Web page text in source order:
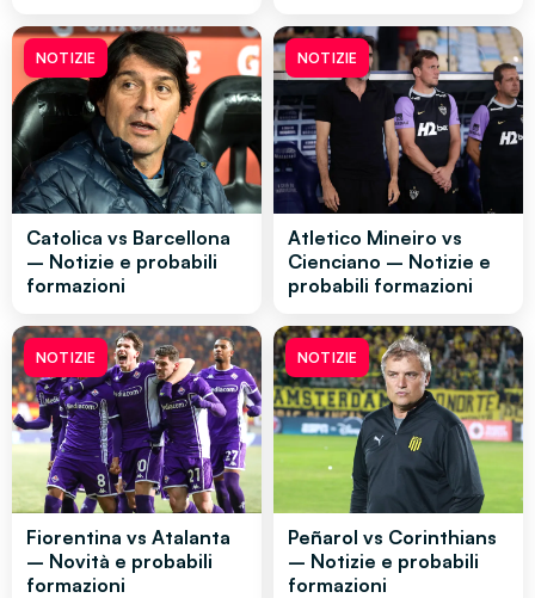
NOTIZIE
Catolica vs Barcellona
– Notizie e probabili
formazioni
NOTIZIE
Atletico Mineiro vs
Cienciano – Notizie e
probabili formazioni
NOTIZIE
Fiorentina vs Atalanta
– Novità e probabili
formazioni
NOTIZIE
Peñarol vs Corinthians
– Notizie e probabili
formazioni